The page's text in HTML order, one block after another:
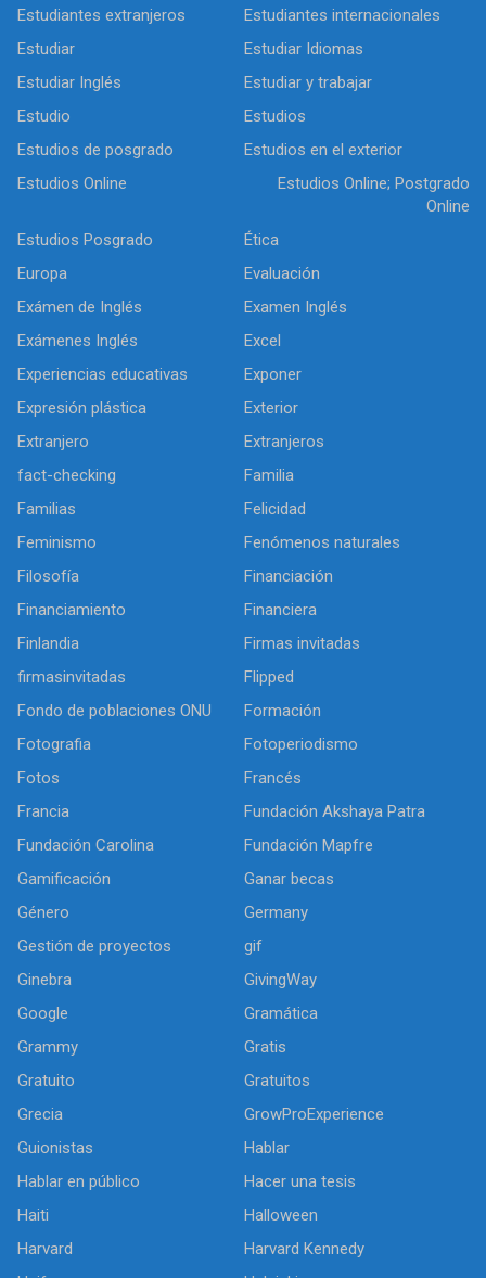
Estudiantes extranjeros
Estudiantes internacionales
Estudiar
Estudiar Idiomas
Estudiar Inglés
Estudiar y trabajar
Estudio
Estudios
Estudios de posgrado
Estudios en el exterior
Estudios Online
Estudios Online; Postgrado
Online
Estudios Posgrado
Ética
Europa
Evaluación
Exámen de Inglés
Examen Inglés
Exámenes Inglés
Excel
Experiencias educativas
Exponer
Expresión plástica
Exterior
Extranjero
Extranjeros
fact-checking
Familia
Familias
Felicidad
Feminismo
Fenómenos naturales
Filosofía
Financiación
Financiamiento
Financiera
Finlandia
Firmas invitadas
firmasinvitadas
Flipped
Fondo de poblaciones ONU
Formación
Fotografia
Fotoperiodismo
Fotos
Francés
Francia
Fundación Akshaya Patra
Fundación Carolina
Fundación Mapfre
Gamificación
Ganar becas
Género
Germany
Gestión de proyectos
gif
Ginebra
GivingWay
Google
Gramática
Grammy
Gratis
Gratuito
Gratuitos
Grecia
GrowProExperience
Guionistas
Hablar
Hablar en público
Hacer una tesis
Haiti
Halloween
Harvard
Harvard Kennedy